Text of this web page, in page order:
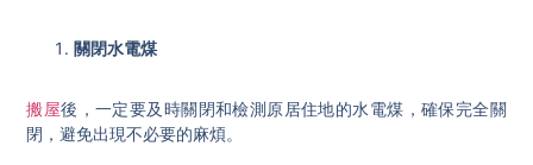
關閉水電煤
搬屋後，一定要及時關閉和檢測原居住地的水電煤，確保完全關
閉，避免出現不必要的麻煩。